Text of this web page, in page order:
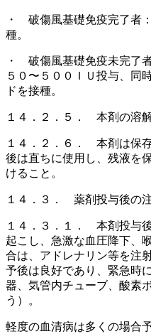
・ 破傷風基礎免疫完了者
種。
・ 破傷風基礎免疫未完了
５０〜５００ＩＵ投与、同
ドを接種。
１４．２．５． 本剤の溶
１４．２．６． 本剤は保
後は直ちに使用し、残液を
けること。
１４．３． 薬剤投与後の
１４．３．１． 本剤投与
起こし、急激な血圧降下、
合は、アドレナリン等を注
予後は良好であり、緊急時
器、気管内チューブ、酸素
う）。
軽度の血清病は多くの場合